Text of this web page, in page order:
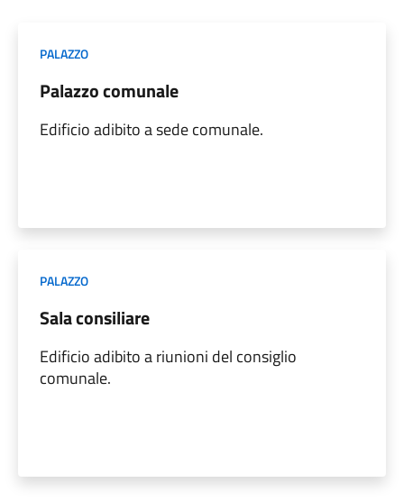
PALAZZO
Palazzo comunale
Edificio adibito a sede comunale.
PALAZZO
Sala consiliare
Edificio adibito a riunioni del consiglio
comunale.